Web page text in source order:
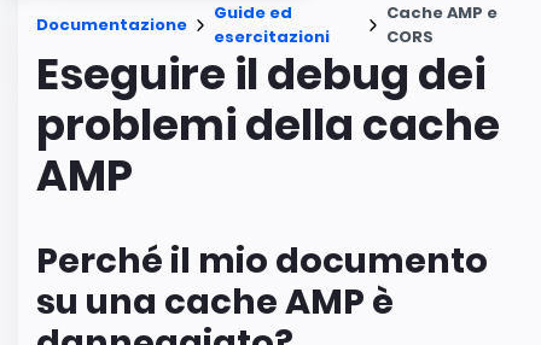
Documentazione
Guide ed
esercitazioni
Cache AMP e
CORS
Eseguire il debug dei
problemi della cache
AMP
Perché il mio documento
su una cache AMP è